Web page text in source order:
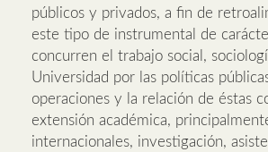
públicos y privados, a fin de
este tipo de instrumental de
concurren el trabajo social,
Universidad por las políticas
operaciones y la relación de éstas
extensión académica,
internacionales, investigación,